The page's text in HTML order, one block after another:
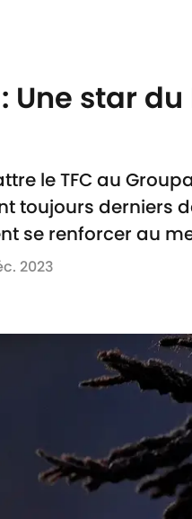
Une star
le TFC au
toujours derniers
se renforcer au
2023